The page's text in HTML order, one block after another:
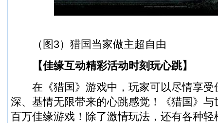
（图3）猎国当家做主超自由
【佳缘互动精彩活动时刻玩心跳】
在《猎国》游戏中，玩家可以尽情享受
深、基情无限带来的心跳感觉！《猎国》
百万佳缘游戏！除了激情玩法，还有各种